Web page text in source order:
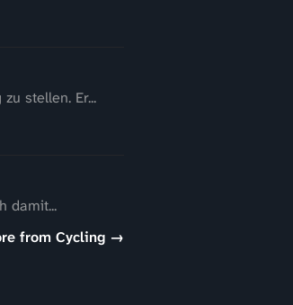
stellen. Er...
damit...
from Cycling →